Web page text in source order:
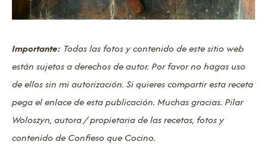
Importante: Todas las fotos y contenido de este sitio web
están sujetos a derechos de autor. Por favor no hagas uso
de ellos sin mi autorización. Si quieres compartir esta receta
pega el enlace de esta publicación. Muchas gracias. Pilar
Woloszyn, autora / propietaria de las recetas, fotos y
contenido de Confieso que Cocino.